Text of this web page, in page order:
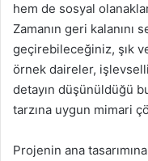
hem de sosyal
Zamanın geri
geçirebileceğiniz, şık
örnek daireler,
detayın düşünüldüğü
tarzına uygun mimari
Projenin ana